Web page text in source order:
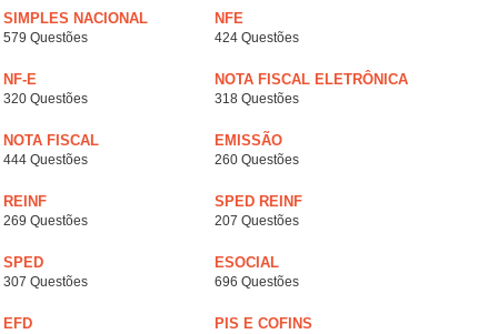
SIMPLES NACIONAL
579 Questões
NFE
424 Questões
NF-E
320 Questões
NOTA FISCAL ELETRÔNICA
318 Questões
NOTA FISCAL
444 Questões
EMISSÃO
260 Questões
REINF
269 Questões
SPED REINF
207 Questões
SPED
307 Questões
ESOCIAL
696 Questões
EFD PIS E COFINS